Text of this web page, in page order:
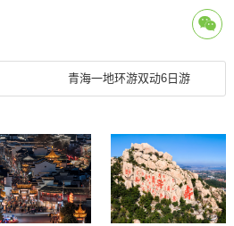
青海一地环游双动6日游